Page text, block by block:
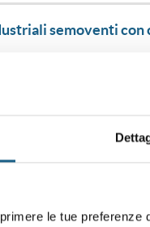
le tue
semoventi con
semoventi con